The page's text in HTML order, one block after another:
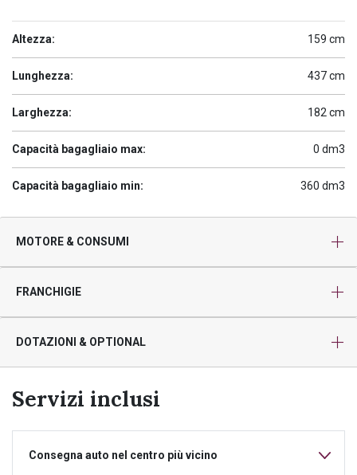
Altezza: 159 cm
Lunghezza: 437 cm
Larghezza: 182 cm
Capacità bagagliaio max: 0 dm3
Capacità bagagliaio min: 360 dm3
MOTORE & CONSUMI
FRANCHIGIE
DOTAZIONI & OPTIONAL
Servizi inclusi
Consegna auto nel centro più vicino